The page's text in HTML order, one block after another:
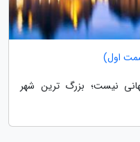
اول)
نیست؛ بزرگ ترین شهر